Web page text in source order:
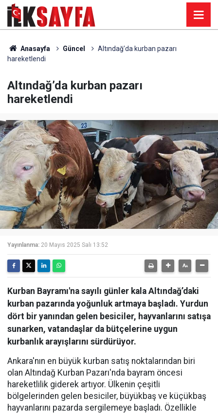
Anasayfa Güncel
Altındağ’da kurban pazarı
hareketlendi
Altındağ’da kurban pazarı
hareketlendi
Yayınlanma: 20 Mayıs 2025 Salı 13:52
Kurban Bayramı'na sayılı günler kala Altındağ’daki
kurban pazarında yoğunluk artmaya başladı. Yurdun
dört bir yanından gelen besiciler, hayvanlarını satışa
sunarken, vatandaşlar da bütçelerine uygun
kurbanlık arayışlarını sürdürüyor.
Ankara'nın en büyük kurban satış noktalarından biri
olan Altındağ Kurban Pazarı'nda bayram öncesi
hareketlilik giderek artıyor. Ülkenin çeşitli
bölgelerinden gelen besiciler, büyükbaş ve küçükbaş
hayvanlarını pazarda sergilemeye başladı. Özellikle